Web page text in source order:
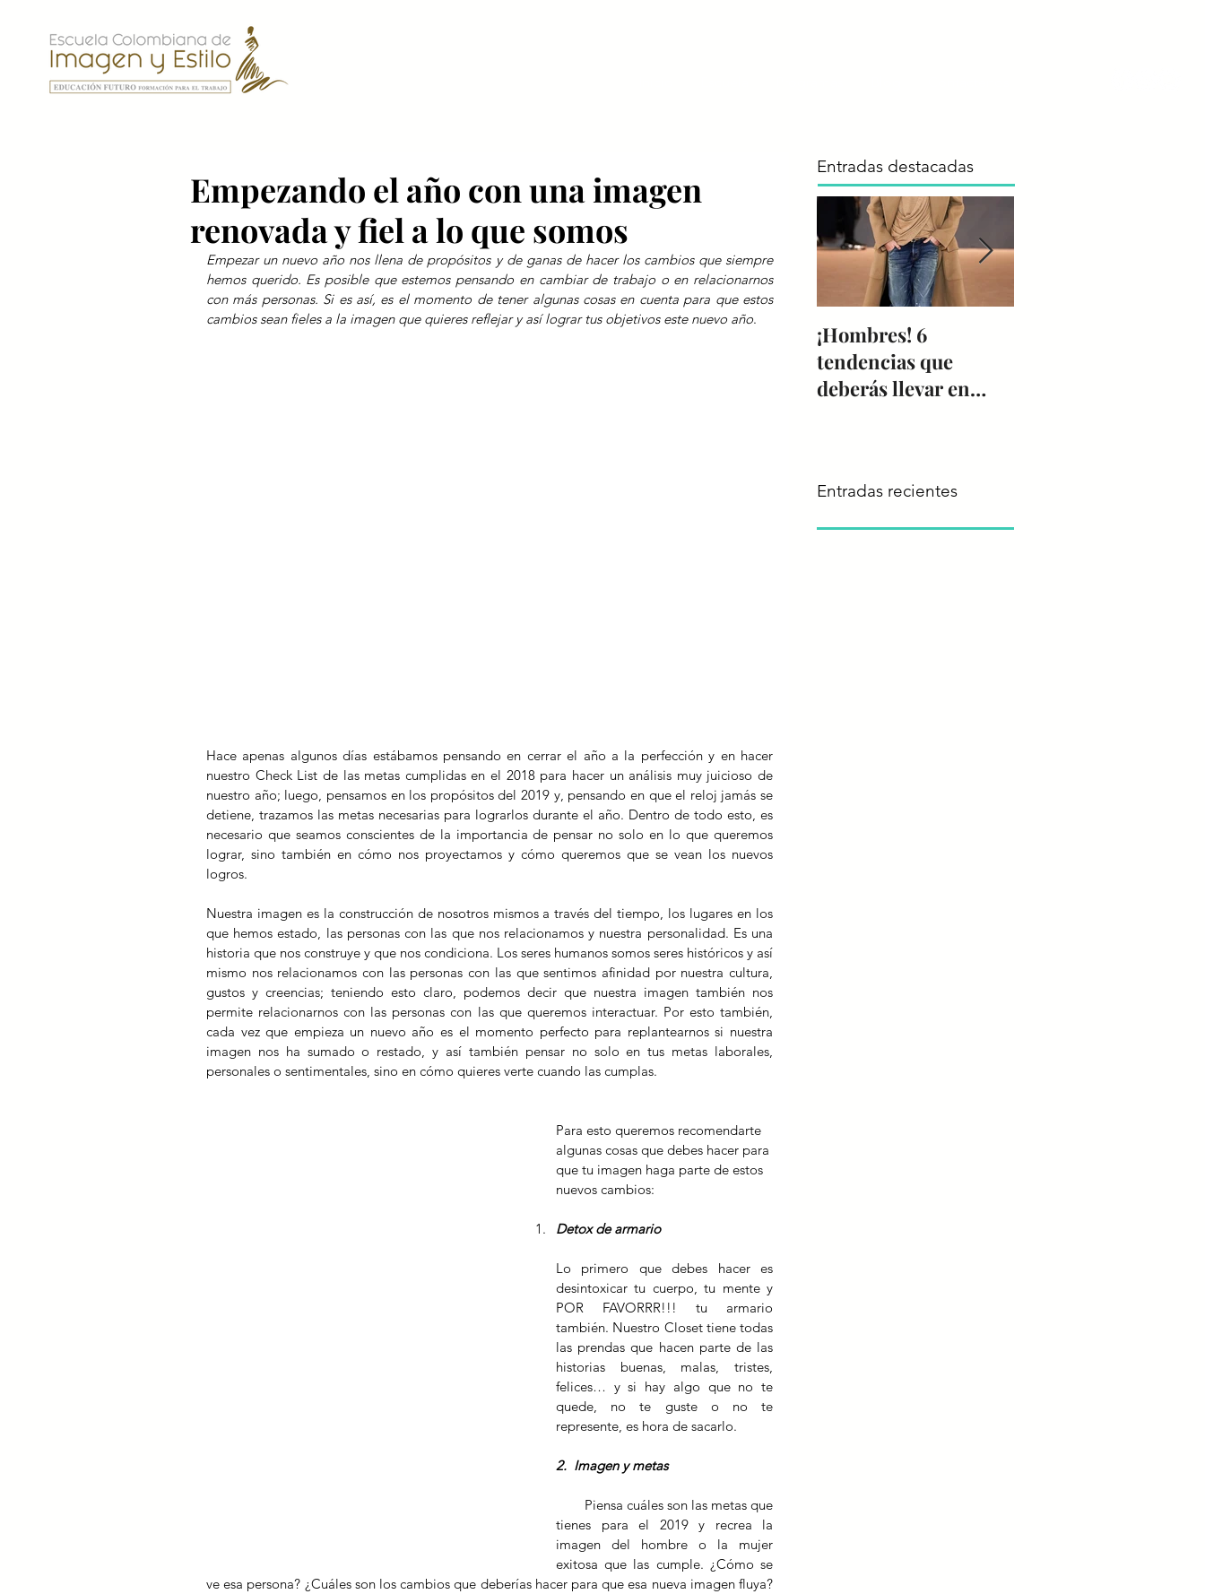
Empezando el año con una imagen
renovada y fiel a lo que somos
Empezar un nuevo año nos llena de propósitos y de ganas de hacer los cambios que siempre
hemos querido. Es posible que estemos pensando en cambiar de trabajo o en relacionarnos
con más personas. Si es así, es el momento de tener algunas cosas en cuenta para que estos
cambios sean fieles a la imagen que quieres reflejar y así lograr tus objetivos este nuevo año.
Hace apenas algunos días estábamos pensando en cerrar el año a la perfección y en hacer
nuestro Check List de las metas cumplidas en el 2018 para hacer un análisis muy juicioso de
nuestro año; luego, pensamos en los propósitos del 2019 y, pensando en que el reloj jamás se
detiene, trazamos las metas necesarias para lograrlos durante el año. Dentro de todo esto, es
necesario que seamos conscientes de la importancia de pensar no solo en lo que queremos
lograr, sino también en cómo nos proyectamos y cómo queremos que se vean los nuevos
logros.
Nuestra imagen es la construcción de nosotros mismos a través del tiempo, los lugares en los
que hemos estado, las personas con las que nos relacionamos y nuestra personalidad. Es una
historia que nos construye y que nos condiciona. Los seres humanos somos seres históricos y así
mismo nos relacionamos con las personas con las que sentimos afinidad por nuestra cultura,
gustos y creencias; teniendo esto claro, podemos decir que nuestra imagen también nos
permite relacionarnos con las personas con las que queremos interactuar. Por esto también,
cada vez que empieza un nuevo año es el momento perfecto para replantearnos si nuestra
imagen nos ha sumado o restado, y así también pensar no solo en tus metas laborales,
personales o sentimentales, sino en cómo quieres verte cuando las cumplas.
Para esto queremos recomendarte
algunas cosas que debes hacer para
que tu imagen haga parte de estos
nuevos cambios:
Detox de armario
Lo primero que debes hacer es
desintoxicar tu cuerpo, tu mente y
POR FAVORRR!!! tu armario
también. Nuestro Closet tiene todas
las prendas que hacen parte de las
historias buenas, malas, tristes,
felices… y si hay algo que no te
quede, no te guste o no te
represente, es hora de sacarlo.
2.  Imagen y metas
tienes para el 2019 y recrea la
imagen del hombre o la mujer
exitosa que las cumple. ¿Cómo se
ve esa persona? ¿Cuáles son los cambios que deberías hacer para que esa nueva imagen fluya?
Entradas destacadas
¡Hombres! 6
tendencias que
deberás llevar en
Entradas recientes